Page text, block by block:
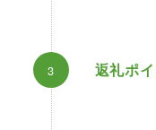
返礼ポ